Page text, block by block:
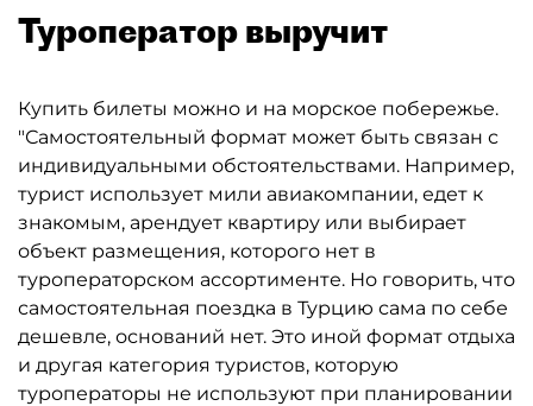
Туроператор выручит
Купить билеты можно и на морское побережье.
"Самостоятельный формат может быть связан с
индивидуальными обстоятельствами. Например,
турист использует мили авиакомпании, едет к
знакомым, арендует квартиру или выбирает
объект размещения, которого нет в
туроператорском ассортименте. Но говорить, что
самостоятельная поездка в Турцию сама по себе
дешевле, оснований нет. Это иной формат отдыха
и другая категория туристов, которую
туроператоры не используют при планировании